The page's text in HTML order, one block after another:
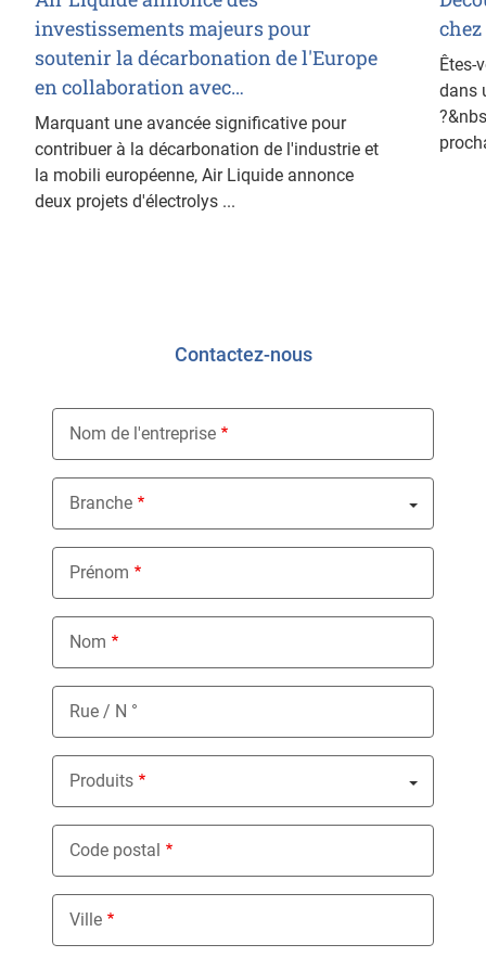
investissements majeurs pour
soutenir la décarbonation de l'Europe
en collaboration avec…
Marquant une avancée significative pour
contribuer à la décarbonation de l'industrie et
la mobili européenne, Air Liquide annonce
deux projets d'électrolys ...
Êtes-
dans
Contactez-nous
Nom de l'entreprise
Branche
Nothing selected
Prénom
Nom
Rue / N °
Produits
Nothing selected
Code postal
Ville